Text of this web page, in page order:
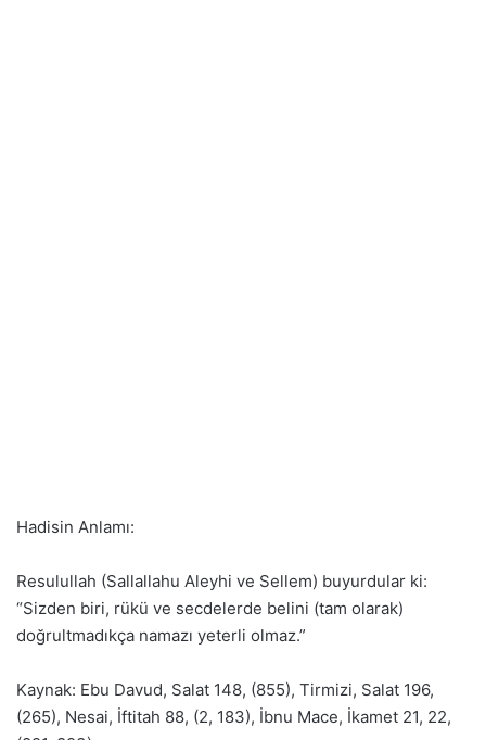
Hadisin Anlamı:
Resulullah (Sallallahu Aleyhi ve Sellem) buyurdular ki:
“Sizden biri, rükü ve secdelerde belini (tam olarak)
doğrultmadıkça namazı yeterli olmaz.”
Kaynak: Ebu Davud, Salat 148, (855), Tirmizi, Salat 196,
(265), Nesai, İftitah 88, (2, 183), İbnu Mace, İkamet 21, 22,